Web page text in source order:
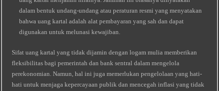
dalam bentuk undang-undang atau peraturan resmi yang menyatakan
bahwa uang kartal adalah alat pembayaran yang sah dan dapat
digunakan untuk melunasi kewajiban.
Sifat uang kartal yang tidak dijamin dengan logam mulia memberikan
fleksibilitas bagi pemerintah dan bank sentral dalam mengelola
perekonomian. Namun, hal ini juga memerlukan pengelolaan yang hati-
hati untuk menjaga kepercayaan publik dan mencegah inflasi yang tidak